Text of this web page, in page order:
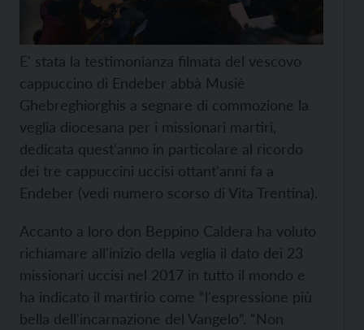
E' stata la testimonianza filmata del vescovo
cappuccino di Endeber abbà Musiè
Ghebreghiorghis a segnare di commozione la
veglia diocesana per i missionari martiri,
dedicata quest'anno in particolare al ricordo
dei tre cappuccini uccisi ottant'anni fa a
Endeber (vedi numero scorso di Vita Trentina).
Accanto a loro don Beppino Caldera ha voluto
richiamare all'inizio della veglia il dato dei 23
missionari uccisi nel 2017 in tutto il mondo e
ha indicato il martirio come “l'espressione più
bella dell'incarnazione del Vangelo”. “Non